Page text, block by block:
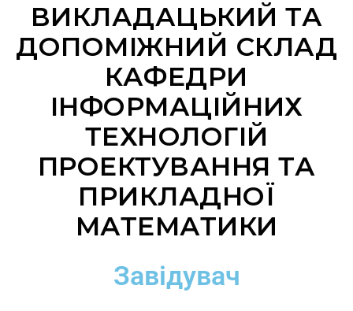
ВИКЛАДАЦЬКИЙ ТА
ДОПОМІЖНИЙ СКЛАД
КАФЕДРИ
ІНФОРМАЦІЙНИХ
ТЕХНОЛОГІЙ
ПРОЕКТУВАННЯ ТА
ПРИКЛАДНОЇ
МАТЕМАТИКИ
Завідувач